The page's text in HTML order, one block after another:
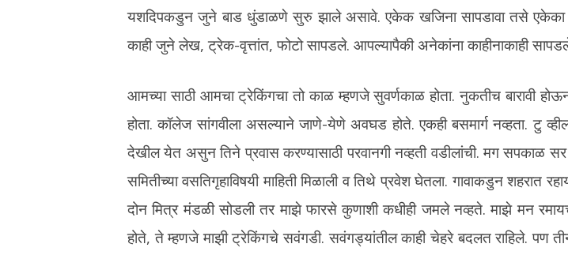
यशदिपकडुन जुने बाड धुंडाळणे सुरु झाले असावे. एकेक खजिना सापडावा तसे एकेका
काही जुने लेख, ट्रेक-वृत्तांत, फोटो सापडले. आपल्यापैकी अनेकांना काहीनाकाही
आमच्या साठी आमचा ट्रेकिंगचा तो काळ म्हणजे सुवर्णकाळ होता. नुकतीच बारावी
होता. कॉलेज सांगवीला असल्याने जाणे-येणे अवघड होते. एकही बसमार्ग नव्हता. टु
देखील येत असुन तिने प्रवास करण्यासाठी परवानगी नव्हती वडीलांची. मग सपकाळ सर
समितीच्या वसतिगृहाविषयी माहिती मिळाली व तिथे प्रवेश घेतला. गावाकडुन शहरात
दोन मित्र मंडळी सोडली तर माझे फारसे कुणाशी कधीही जमले नव्हते. माझे मन
होते, ते म्हणजे माझी ट्रेकिंगचे सवंगडी. सवंगड्यांतील काही चेहरे बदलत राहिले. पण